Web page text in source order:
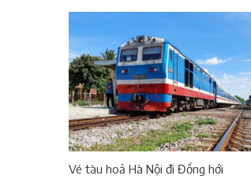
Vé tàu hoả Hà Nội đi Đồng hới